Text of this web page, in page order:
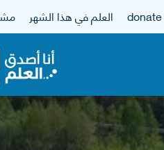
العلم في هذا الشهر